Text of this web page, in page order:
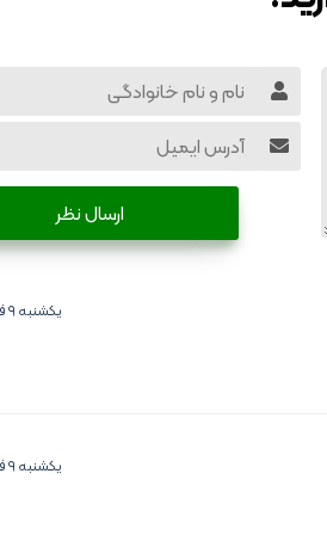
ارسال نظر
یکشنبه ۹ فروردین ۱۴۰۵ - ۰۱:۵۱
یکشنبه ۹ فروردین ۱۴۰۵ - ۰۱:۵۱